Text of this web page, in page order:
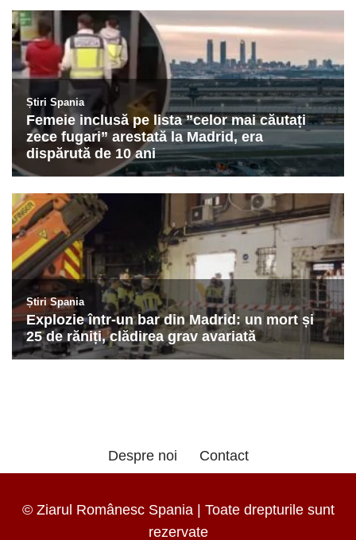
Despre noi Contact
© Ziarul Românesc Spania | Toate drepturile sunt
rezervate